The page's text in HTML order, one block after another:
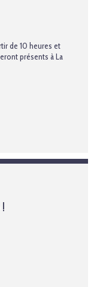
de 10 heures et
présents à La